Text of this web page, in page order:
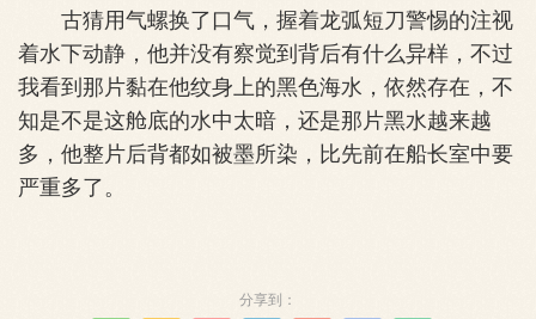
古猜用气螺换了口气，握着龙弧短刀警惕的注视
着水下动静，他并没有察觉到背后有什么异样，不过
我看到那片黏在他纹身上的黑色海水，依然存在，不
知是不是这舱底的水中太暗，还是那片黑水越来越
多，他整片后背都如被墨所染，比先前在船长室中要
严重多了。
分享到：